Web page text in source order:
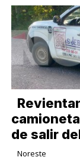
de salir
Noreste